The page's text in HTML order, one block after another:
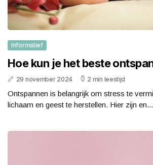
Informatief
Hoe kun je het beste
29 november 2024 2 min leestijd
Ontspannen is belangrijk om stress te
lichaam en geest te herstellen. Hier zijn en...